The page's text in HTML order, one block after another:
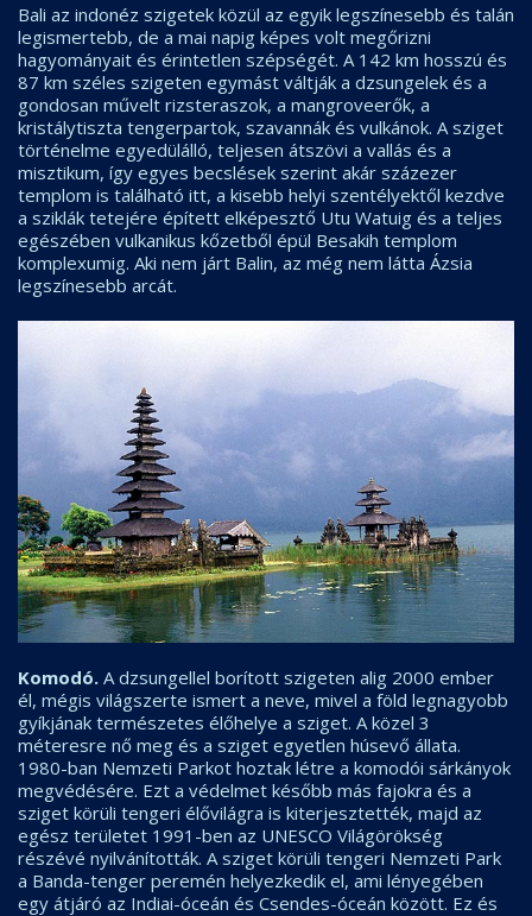
Bali az indonéz szigetek közül az egyik legszínesebb és talán
legismertebb, de a mai napig képes volt megőrizni
hagyományait és érintetlen szépségét. A 142 km hosszú és
87 km széles szigeten egymást váltják a dzsungelek és a
gondosan művelt rizsteraszok, a mangroveerők, a
kristálytiszta tengerpartok, szavannák és vulkánok. A sziget
történelme egyedülálló, teljesen átszövi a vallás és a
misztikum, így egyes becslések szerint akár százezer
templom is található itt, a kisebb helyi szentélyektől kezdve
a sziklák tetejére épített elképesztő Utu Watuig és a teljes
egészében vulkanikus kőzetből épül Besakih templom
komplexumig. Aki nem járt Balin, az még nem látta Ázsia
legszínesebb arcát.
Komodó. A dzsungellel borított szigeten alig 2000 ember
él, mégis világszerte ismert a neve, mivel a föld legnagyobb
gyíkjának természetes élőhelye a sziget. A közel 3
méteresre nő meg és a sziget egyetlen húsevő állata.
1980-ban Nemzeti Parkot hoztak létre a komodói sárkányok
megvédésére. Ezt a védelmet később más fajokra és a
sziget körüli tengeri élővilágra is kiterjesztették, majd az
egész területet 1991-ben az UNESCO Világörökség
részévé nyilvánították. A sziget körüli tengeri Nemzeti Park
a Banda-tenger peremén helyezkedik el, ami lényegében
egy átjáró az Indiai-óceán és Csendes-óceán között. Ez és